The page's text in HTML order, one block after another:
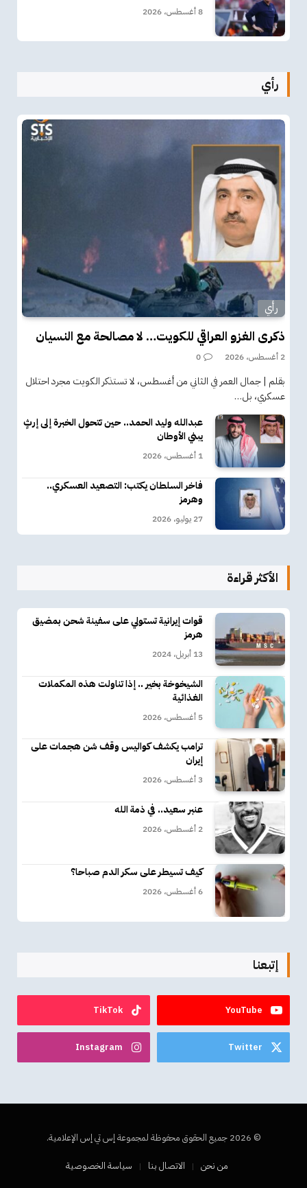
8 أغسطس، 2026
رأي
رأي
ذكرى الغزو العراقي للكويت… لا مصالحة مع النسيان
2 أغسطس، 2026 0
بقلم | جمال العمر في الثاني من أغسطس، لا تستذكر الكويت مجرد احتلال
عسكري، بل…
عبدالله وليد الحمد.. حين تتحول الخبرة إلى إرثٍ
يبني الأوطان
1 أغسطس، 2026
فاخر السلطان يكتب: التصعيد العسكري..
وهرمز
27 يوليو، 2026
الأكثر قراءة
قوات إيرانية تستولي على سفينة شحن بمضيق
هرمز
13 أبريل، 2024
الشيخوخة بخير .. إذا تناولت هذه المكملات
الغذائية
5 أغسطس، 2026
ترامب يكشف كواليس وقف شن هجمات على
إيران
3 أغسطس، 2026
عنبر سعيد.. في ذمة الله
2 أغسطس، 2026
كيف تسيطر على سكر الدم صباحا؟
6 أغسطس، 2026
إتبعنا
YouTube
TikTok
Twitter
Instagram
© 2026 جميع الحقوق محفوظة لمجموعة إس تي إس الإعلامية.
من نحن الاتصال بنا سياسة الخصوصية